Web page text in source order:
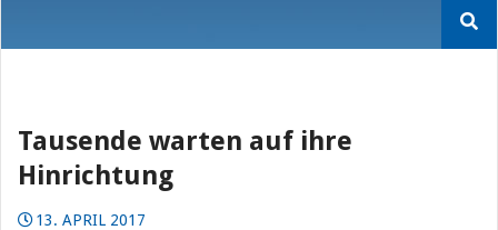
nach:
Tausende warten auf ihre
Hinrichtung
13. APRIL 2017